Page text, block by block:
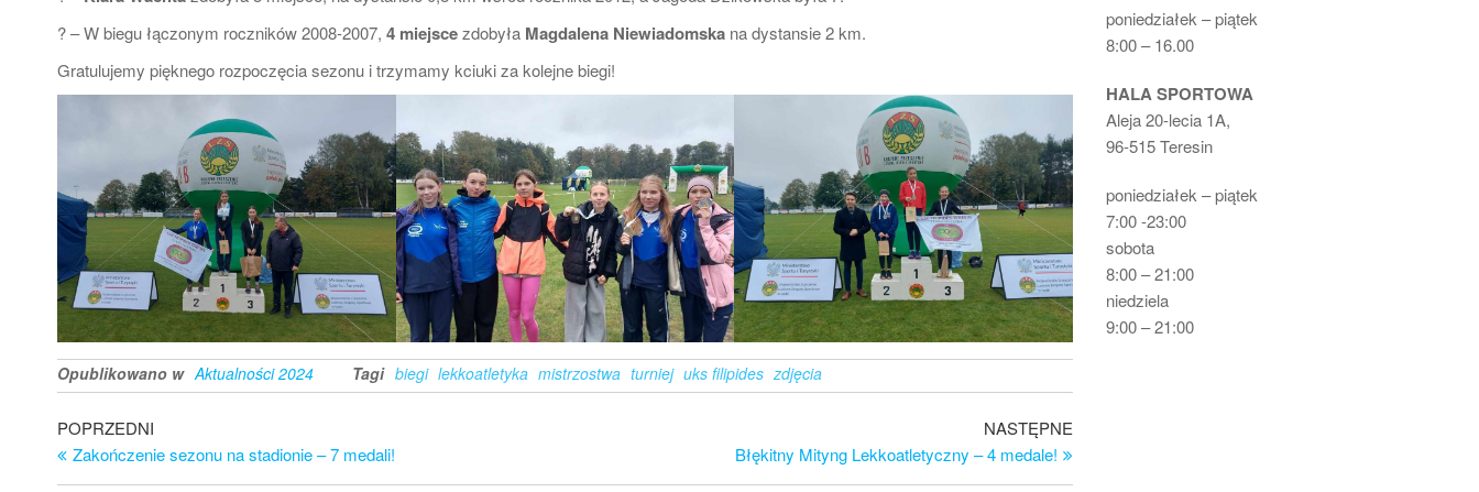
? – W biegu łączonym roczników 2008-2007, 4 miejscezdobyła Magdalena Niewiadomska na dystansie 2 km.
Gratulujemy pięknego rozpoczęcia sezonu i trzymamy kciuki za kolejne biegi!
Opublikowano w Aktualności 2024 Tagi biegi lekkoatletyka mistrzostwa turniej uks filipides zdjęcia
Nawigacja
wpisu
Poprzedni
wpis
POPRZEDNI
Zakończenie sezonu na stadionie – 7 medali!
Następny
wpis
NASTĘPNE
Błękitny Mityng Lekkoatletyczny – 4 medale!
poniedziałek – piątek
8:00 – 16.00
HALA SPORTOWA
Aleja 20-lecia 1A,
96-515 Teresin
poniedziałek – piątek
7:00 -23:00
sobota
8:00 – 21:00
niedziela
9:00 – 21:00